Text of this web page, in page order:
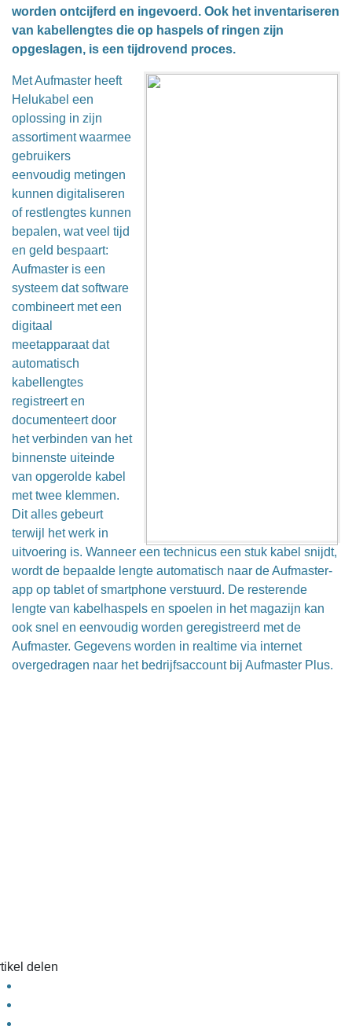
worden ontcijferd en ingevoerd. Ook het inventariseren
van kabellengtes die op haspels of ringen zijn
opgeslagen, is een tijdrovend proces.
Met Aufmaster heeft
Helukabel een
oplossing in zijn
assortiment waarmee
gebruikers
eenvoudig metingen
kunnen digitaliseren
of restlengtes kunnen
bepalen, wat veel tijd
en geld bespaart:
Aufmaster is een
systeem dat software
combineert met een
digitaal
meetapparaat dat
automatisch
kabellengtes
registreert en
documenteert door
het verbinden van het
binnenste uiteinde
van opgerolde kabel
met twee klemmen.
Dit alles gebeurt
terwijl het werk in
uitvoering is. Wanneer een technicus een stuk kabel snijdt,
wordt de bepaalde lengte automatisch naar de Aufmaster-
app op tablet of smartphone verstuurd. De resterende
lengte van kabelhaspels en spoelen in het magazijn kan
ook snel en eenvoudig worden geregistreerd met de
Aufmaster. Gegevens worden in realtime via internet
overgedragen naar het bedrijfsaccount bij Aufmaster Plus.
delen